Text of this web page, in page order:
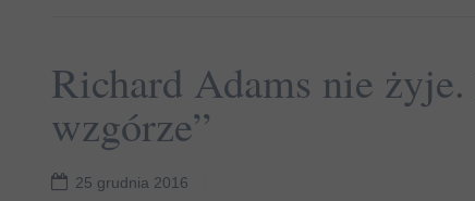
Richard Adams nie
wzgórze”
25 grudnia 2016